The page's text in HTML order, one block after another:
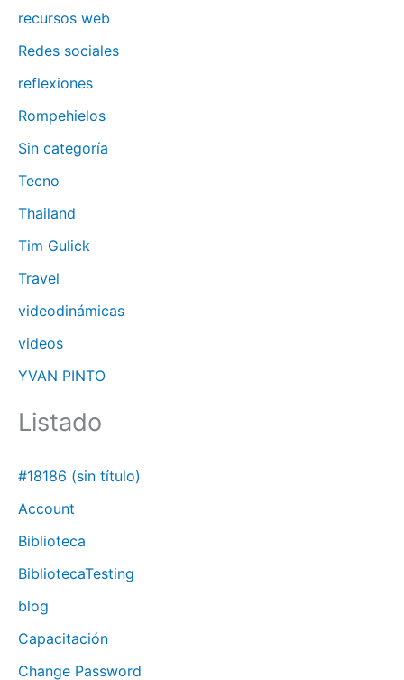
recursos web
Redes sociales
reflexiones
Rompehielos
Sin categoría
Tecno
Thailand
Tim Gulick
Travel
videodinámicas
videos
YVAN PINTO
Listado
#18186 (sin título)
Account
Biblioteca
BibliotecaTesting
blog
Capacitación
Change Password